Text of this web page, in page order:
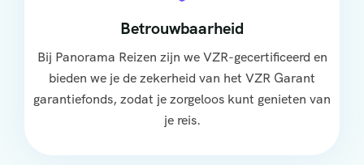
Betrouwbaarheid
Bij Panorama Reizen zijn we VZR-gecertificeerd en
bieden we je de zekerheid van het VZR Garant
garantiefonds, zodat je zorgeloos kunt genieten van
je reis.